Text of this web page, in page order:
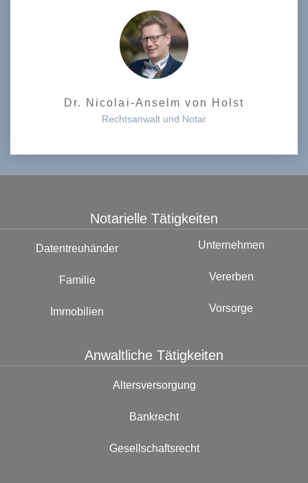
Dr. Nicolai-Anselm von Holst
Rechtsanwalt und Notar
Notarielle Tätigkeiten
Datentreuhänder
Familie
Immobilien
Unternehmen
Vererben
Vorsorge
Anwaltliche Tätigkeiten
Altersversorgung
Bankrecht
Gesellschaftsrecht